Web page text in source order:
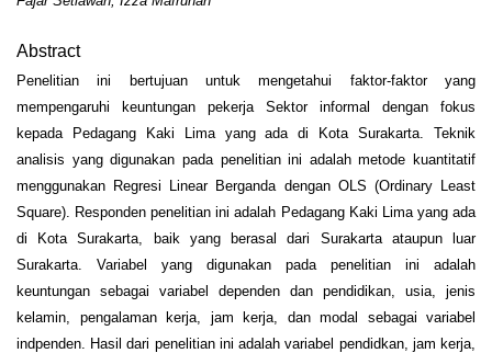
Abstract
Penelitian ini bertujuan untuk mengetahui faktor-faktor yang
mempengaruhi keuntungan pekerja Sektor informal dengan fokus
kepada Pedagang Kaki Lima yang ada di Kota Surakarta. Teknik
analisis yang digunakan pada penelitian ini adalah metode kuantitatif
menggunakan Regresi Linear Berganda dengan OLS (Ordinary Least
Square). Responden penelitian ini adalah Pedagang Kaki Lima yang ada
di Kota Surakarta, baik yang berasal dari Surakarta ataupun luar
Surakarta. Variabel yang digunakan pada penelitian ini adalah
keuntungan sebagai variabel dependen dan pendidikan, usia, jenis
kelamin, pengalaman kerja, jam kerja, dan modal sebagai variabel
indpenden. Hasil dari penelitian ini adalah variabel pendidkan, jam kerja,